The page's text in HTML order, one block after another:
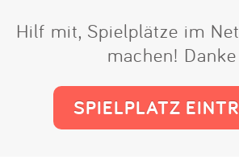
Hilf mit, Spielplätze im
machen! Danke
SPIELPLATZ